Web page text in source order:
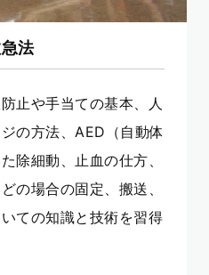
法
止や手当ての基本、人
の方法、AED（自動体
除細動、止血の仕方、
の場合の固定、搬送、
ての知識と技術を習得